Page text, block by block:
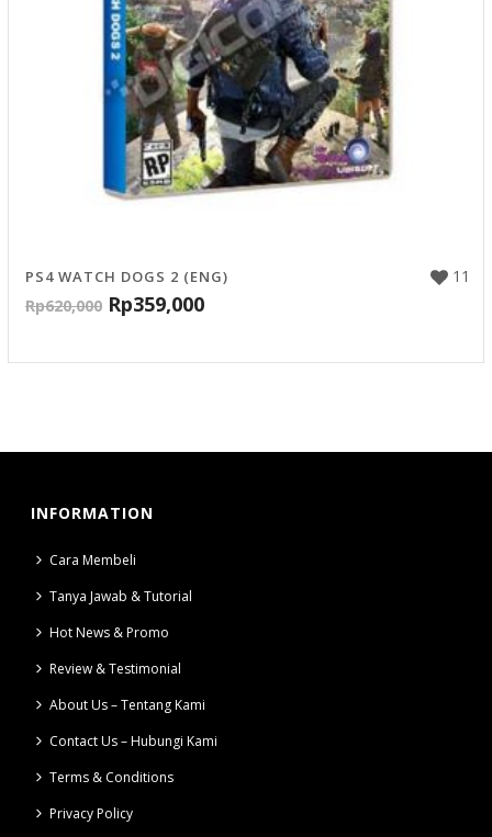
11
PS4 WATCH DOGS 2 (ENG)
Rp620,000 Rp359,000
INFORMATION
Cara Membeli
Tanya Jawab & Tutorial
Hot News & Promo
Review & Testimonial
About Us – Tentang Kami
Contact Us – Hubungi Kami
Terms & Conditions
Privacy Policy